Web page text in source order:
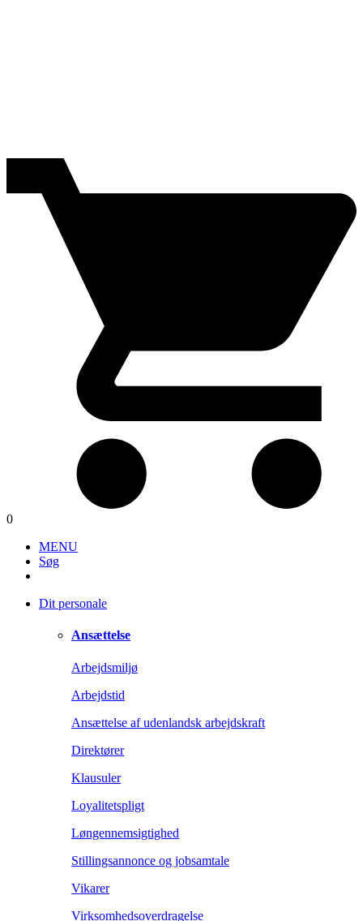
0
MENU
Søg
Dit personale
Ansættelse
Arbejdsmiljø
Arbejdstid
Ansættelse af udenlandsk arbejdskraft
Direktører
Klausuler
Loyalitetspligt
Løngennemsigtighed
Stillingsannonce og jobsamtale
Vikarer
Virksomhedsoverdragelse